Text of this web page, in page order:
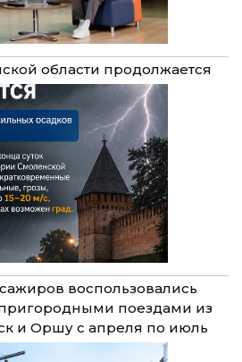
области продолжается
воспользовались
поездами из
и Оршу с апреля по июль